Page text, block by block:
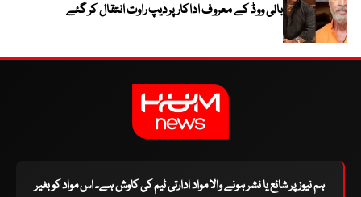
بالی ووڈ کے معروف اداکار پردیپ راوت انتقال کر گئے
ہم نیوز پر شائع یا نشر ہونے والا مواد ادارتی ٹیم کی کاوش ہے۔ اس مواد کو بغیر